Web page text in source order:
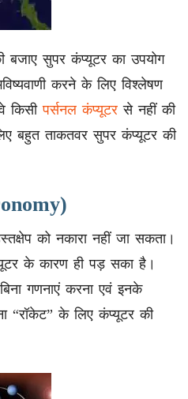
बजाए सुपर कंप्यूटर का उपयोग
करने के लिए विश्लेषण
किसीपर्सनल कंप्यूटर से नहीं की
बहुत ताकतवर सुपर कंप्यूटर की
को नकारा नहीं जा सकता।
के कारण ही पड़ सका है।
गणनाएं करना एवं इनके
“रॉकेट” के लिए कंप्यूटर की